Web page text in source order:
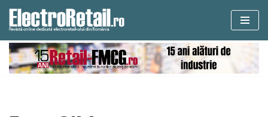
Sari
la
conținut